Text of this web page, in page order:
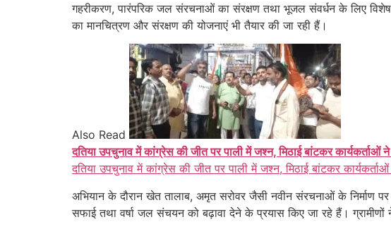
गहरीकरण, पारंपरिक जल संरचनाओं का संरक्षण तथा भूजल संवर्धन के लिए
का मानचित्रण और संरक्षण की योजनाएं भी तैयार की जा रही हैं।
Also Read
दतिया उपचुनाव में कांग्रेस की जीत पर पाली में जश्न, मिठाई बांटकर कार्यकर्ताओं
दतिया उपचुनाव में कांग्रेस की जीत पर पाली में जश्न, मिठाई बांटकर
अभियान के दौरान खेत तालाब, अमृत सरोवर जैसी नवीन संरचनाओं के निर्माण
सफाई तथा वर्षा जल संचयन को बढ़ावा देने के प्रयास किए जा रहे हैं।